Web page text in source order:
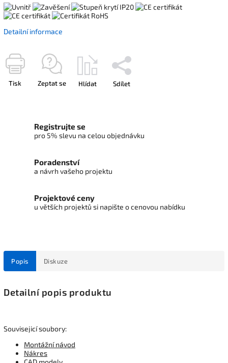
Detailní informace
Tisk Zeptat se Hlídat Sdílet
Registrujte se
pro 5% slevu na celou objednávku
Poradenství
a návrh vašeho projektu
Projektové ceny
u větších projektů si napište o cenovou nabídku
Popis Diskuze
Detailní popis produktu
Souvisejicí soubory:
Montážní návod
Nákres